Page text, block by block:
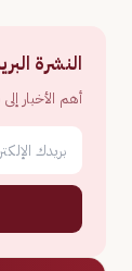
النشرة
أهم الأخبار